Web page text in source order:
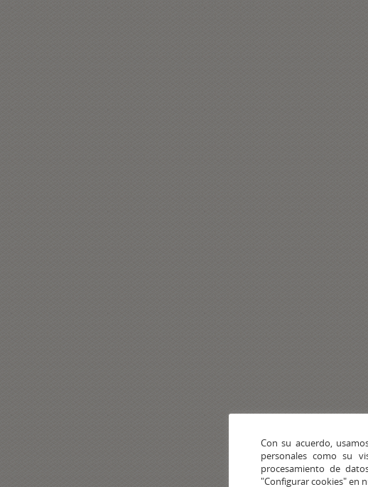
Con su acuerdo,
personales como su
procesamiento de
"Configurar cookies" en